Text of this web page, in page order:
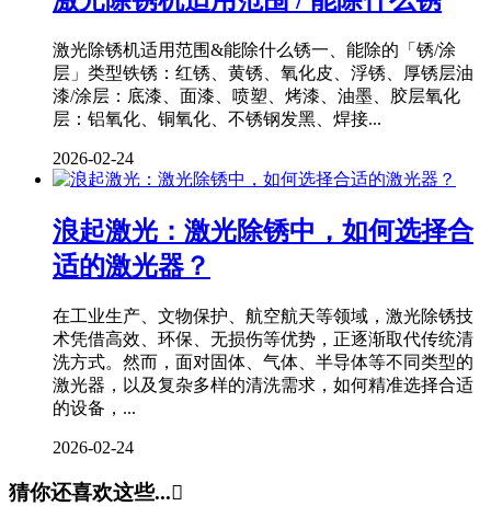
激光除锈机适用范围&能除什么锈一、能除的「锈/涂
层」类型铁锈：红锈、黄锈、氧化皮、浮锈、厚锈层油
漆/涂层：底漆、面漆、喷塑、烤漆、油墨、胶层氧化
层：铝氧化、铜氧化、不锈钢发黑、焊接...
2026-02-24
浪起激光：激光除锈中，如何选择合
适的激光器？
在工业生产、文物保护、航空航天等领域，激光除锈技
术凭借高效、环保、无损伤等优势，正逐渐取代传统清
洗方式。然而，面对固体、气体、半导体等不同类型的
激光器，以及复杂多样的清洗需求，如何精准选择合适
的设备，...
2026-02-24
猜你还喜欢这些...